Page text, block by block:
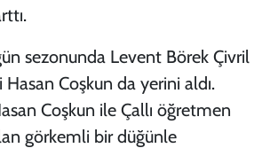
sezonunda Levent Börek Çivril
Coşkun da yerini aldı.
Coşkun ile Çallı öğretmen
görkemli bir düğünle